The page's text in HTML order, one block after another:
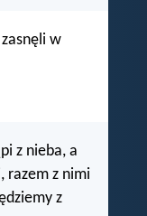
w
z nieba, a
razem z nimi
z